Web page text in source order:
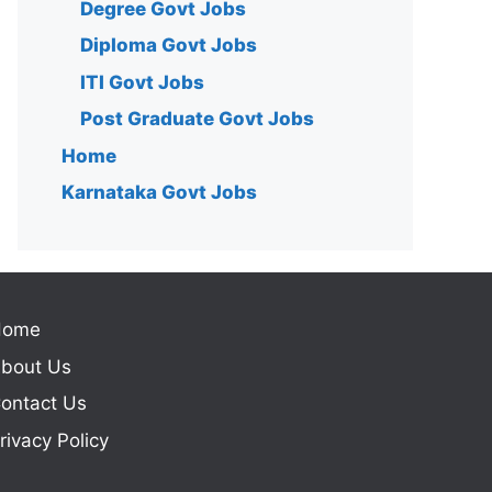
Degree Govt Jobs
Diploma Govt Jobs
ITI Govt Jobs
Post Graduate Govt Jobs
Home
Karnataka Govt Jobs
Us
Us
Policy